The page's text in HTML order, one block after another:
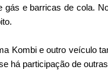
e barricas de cola.
Kombi e outro veículo
há participação de